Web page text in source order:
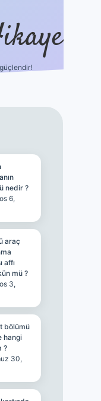
nedir ?
6,
araç
affı
mü ?
3,
bölümü
hangi
?
30,
vdcasino güncel